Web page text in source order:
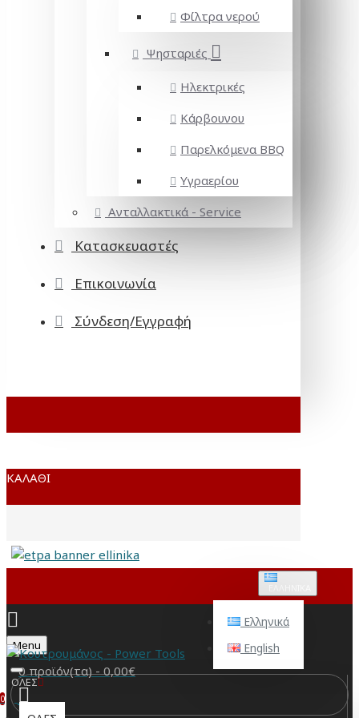
Φίλτρα νερού
Ψησταριές
Ηλεκτρικές
Κάρβουνου
Παρελκόμενα BBQ
Υγραερίου
Ανταλλακτικά - Service
Κατασκευαστές
Επικοινωνία
Σύνδεση/Εγγραφή
ΚΑΛΆΘΙ
Ελληνικά
English
Menu
0 προϊόν(τα) - 0,00€
0
ΟΛΕΣ